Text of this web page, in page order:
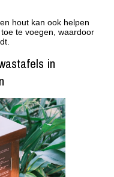
hout kan ook helpen
te voegen, waardoor
in